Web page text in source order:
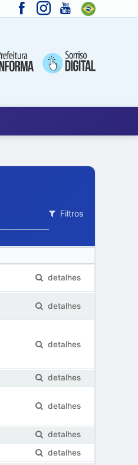
Filtros
detalhes
detalhes
detalhes
detalhes
detalhes
detalhes
detalhes